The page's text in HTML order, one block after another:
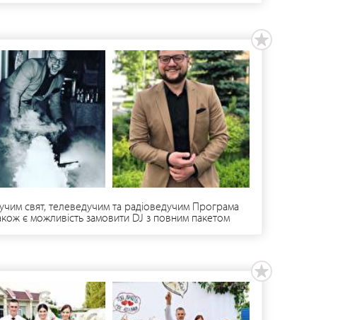
свят, телеведучим та радіоведучим Програма
є можливість замовити DJ з повним пакетом